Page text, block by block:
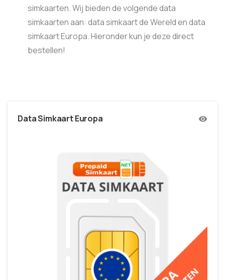
simkaarten. Wij bieden de volgende data
simkaarten aan: data simkaart de Wereld en data
simkaart Europa. Hieronder kun je deze direct
bestellen!
Data Simkaart Europa